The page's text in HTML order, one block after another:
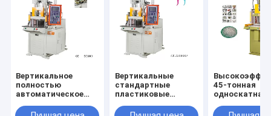
Вертикальное
полностью
автоматическое
инжекционной
Вертикальные
стандартные
пластиковые
машины для
45-тонная
односкатная
вертикальная